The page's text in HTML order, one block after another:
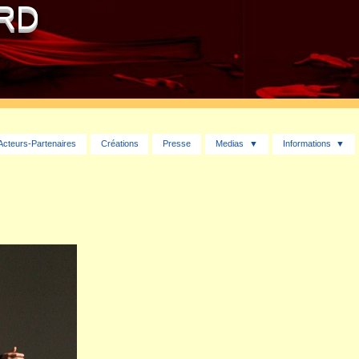
Partenaires Créations Presse Medias Informations